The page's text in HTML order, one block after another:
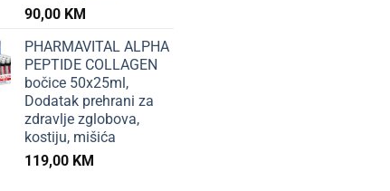
90,00 KM
PHARMAVITAL ALPHA
PEPTIDE COLLAGEN
bočice 50x25ml,
Dodatak prehrani za
zdravlje zglobova,
kostiju, mišića
119,00 KM